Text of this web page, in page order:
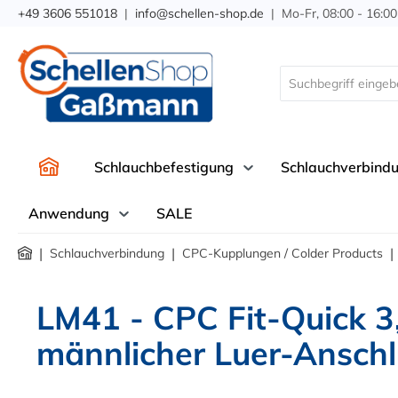
Zur Hauptnavigation springen
+49 3606 551018 | info@schellen-shop.de | Mo-Fr, 08:00 -
Schlauchbefestigung
Anwendung SALE
| Schlauchverbindung | CPC-Kupplungen / Colder Products |
LM41 - CPC Fit-Quick
männlicher Luer-